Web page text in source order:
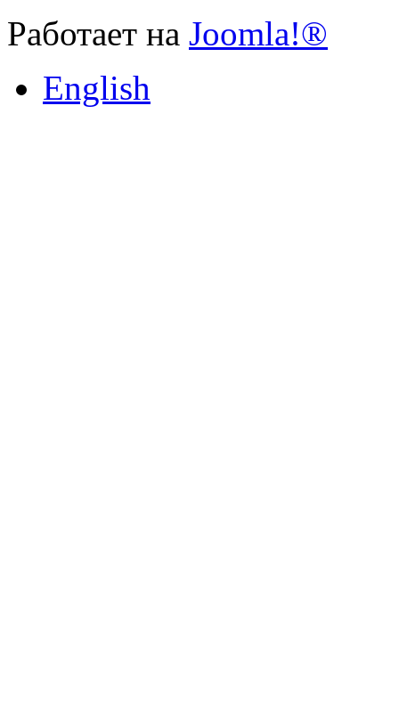
Работает на Joomla!®
English